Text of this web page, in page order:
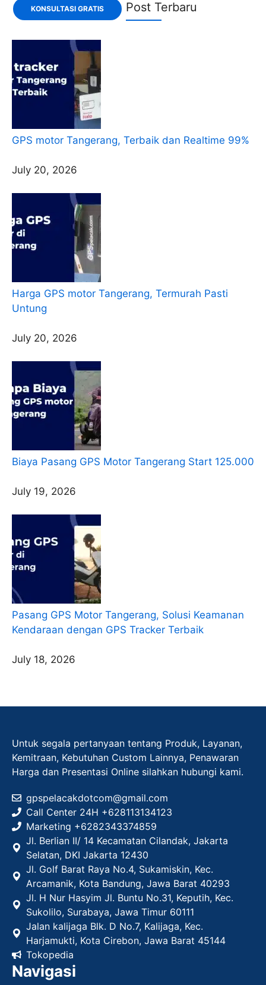
KONSULTASI GRATIS Post Terbaru
GPS motor Tangerang, Terbaik dan Realtime 99%
July 20, 2026
Harga GPS motor Tangerang, Termurah Pasti
Untung
July 20, 2026
Biaya Pasang GPS Motor Tangerang Start 125.000
July 19, 2026
Pasang GPS Motor Tangerang, Solusi Keamanan
Kendaraan dengan GPS Tracker Terbaik
July 18, 2026
Untuk segala pertanyaan tentang Produk, Layanan,
Kemitraan, Kebutuhan Custom Lainnya, Penawaran
Harga dan Presentasi Online silahkan hubungi kami.
gpspelacakdotcom@gmail.com
Call Center 24H +628113134123
Marketing +6282343374859
Jl. Berlian II/ 14 Kecamatan Cilandak, Jakarta
Selatan, DKI Jakarta 12430
Jl. Golf Barat Raya No.4, Sukamiskin, Kec.
Arcamanik, Kota Bandung, Jawa Barat 40293
Jl. H Nur Hasyim Jl. Buntu No.31, Keputih, Kec.
Sukolilo, Surabaya, Jawa Timur 60111
Jalan kalijaga Blk. D No.7, Kalijaga, Kec.
Harjamukti, Kota Cirebon, Jawa Barat 45144
Tokopedia
Navigasi